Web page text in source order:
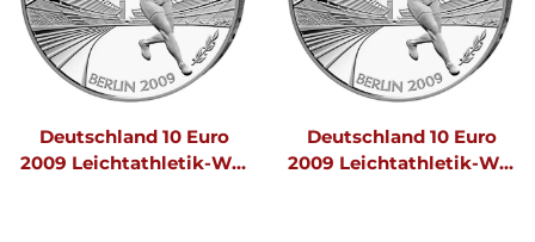
Deutschland 10 Euro
2009 Leichtathletik-WM
Deutschland 10 Euro
2009 Leichtathletik-WM